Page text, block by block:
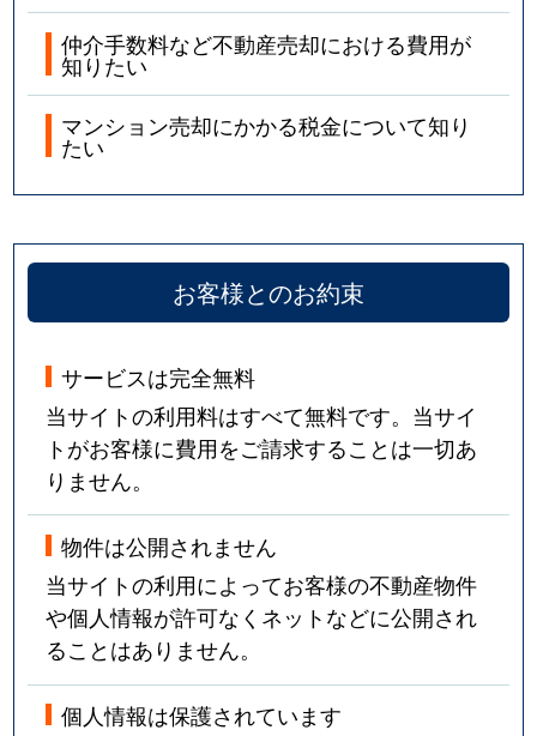
仲介手数料など不動産売却における費用が
知りたい
マンション売却にかかる税金について知り
たい
お客様とのお約束
サービスは完全無料
当サイトの利用料はすべて無料です。当サイ
トがお客様に費用をご請求することは一切あ
りません。
物件は公開されません
当サイトの利用によってお客様の不動産物件
や個人情報が許可なくネットなどに公開され
ることはありません。
個人情報は保護されています